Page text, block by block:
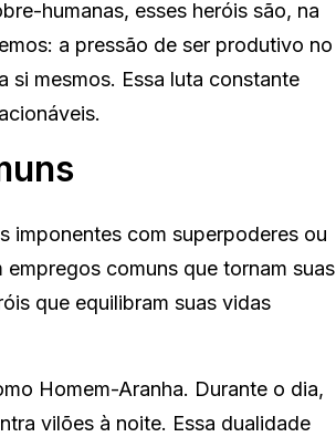
humanas, esses heróis são, na
a pressão de ser produtivo no
si mesmos. Essa luta constante
imponentes com superpoderes ou
comuns que tornam suas
que equilibram suas vidas
Homem-Aranha. Durante o dia,
vilões à noite. Essa dualidade